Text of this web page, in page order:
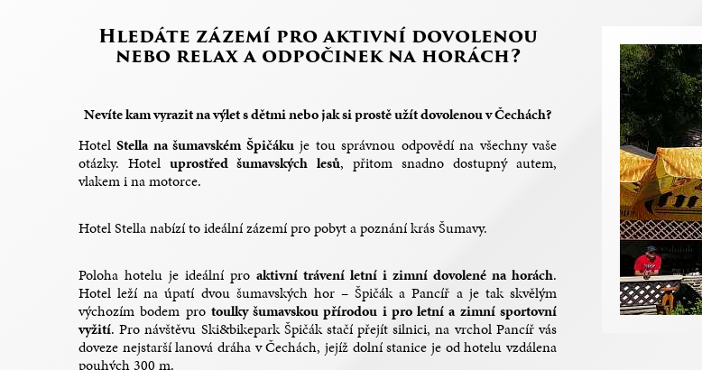
Hledáte zázemí pro aktivní dovolenou
nebo relax a odpočinek na horách?
Nevíte kam vyrazit na výlet s dětmi nebo jak si prostě užít dovolenou v Čechách?
HotelStella na šumavském Špičákuje tou správnou odpovědí na všechny vaše
otázky. Hoteluprostřed šumavských lesů, přitom snadno dostupný autem,
vlakem i na motorce.
Hotel Stella nabízí to ideální zázemí pro pobyt a poznání krás Šumavy.
Poloha hotelu je ideální pro aktivní trávení letní i zimní dovolené na horách.
Hotel leží na úpatí dvou šumavských hor – Špičák a Pancíř a je tak skvělým
výchozím bodem pro toulky šumavskou přírodou i pro letní a zimní sportovní
vyžití. Pro návštěvu Ski&bikepark Špičák stačí přejít silnici, na vrchol Pancíř vás
doveze nejstarší lanová dráha v Čechách, jejíž dolní stanice je od hotelu vzdálena
pouhých 300 m.